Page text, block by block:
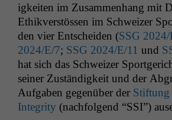
igkeit­en im Zusam­men­hang mit
Ethikver­stössen im Schweiz­er
den vier Entschei­den (SSG 2024/
2024/E/7; SSG 2024/E/11 und
hat sich das Schweiz­er
sein­er Zuständigkeit und der
Auf­gaben gegenüber der Stiftung
Integri­ty (nach­fol­gend “SSI”)